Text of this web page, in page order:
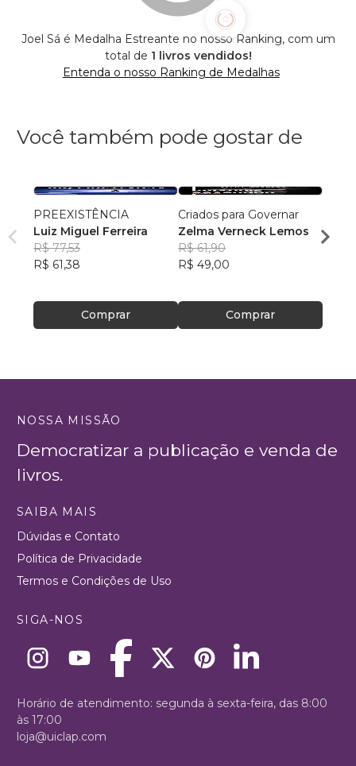
Joel Sá é Medalha Estreante no nosso Ranking, com um
total de 1 livros vendidos!
Entenda o nosso Ranking de Medalhas
Você também pode gostar de
PREEXISTÊNCIA
Luiz Miguel Ferreira
R$ 77,53
R$ 61,38
Comprar
Criados para Governar
Zelma Verneck Lemos
R$ 61,90
R$ 49,00
Comprar
R$
NOSSA MISSÃO
Democratizar a publicação e venda de
livros.
SAIBA MAIS
Dúvidas e Contato
Política de Privacidade
Termos e Condições de Uso
SIGA-NOS
Horário de atendimento: segunda à sexta-feira, das 8:00
às 17:00
loja@uiclap.com